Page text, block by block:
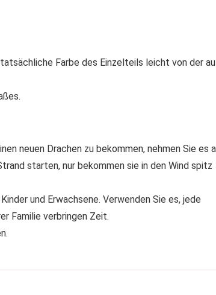
Farbe des Einzelteils leicht von der
neuen Drachen zu bekommen, nehmen Sie es
starten, nur bekommen sie in den Wind spitz
und Erwachsene. Verwenden Sie es, jede
Familie verbringen Zeit.